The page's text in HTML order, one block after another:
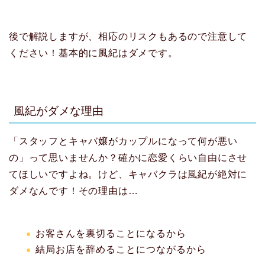
後で解説しますが、相応のリスクもあるので注意して
ください！基本的に風紀はダメです。
風紀がダメな理由
「スタッフとキャバ嬢がカップルになって何が悪い
の」って思いませんか？確かに恋愛くらい自由にさせ
てほしいですよね。けど、キャバクラは風紀が絶対に
ダメなんです！その理由は…
お客さんを裏切ることになるから
結局お店を辞めることにつながるから